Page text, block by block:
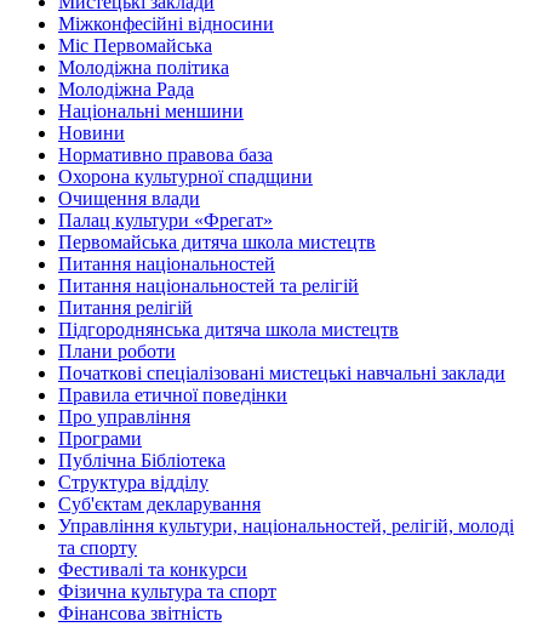
Міжконфесійні відносини
Міс Первомайська
Молодіжна політика
Молодіжна Рада
Національні меншини
Новини
Нормативно правова база
Охорона культурної спадщини
Очищення влади
Палац культури «Фрегат»
Первомайська дитяча школа мистецтв
Питання національностей
Питання національностей та релігій
Питання релігій
Підгороднянська дитяча школа мистецтв
Плани роботи
Початкові спеціалізовані мистецькі навчальні заклади
Правила етичної поведінки
Про управління
Програми
Публічна Бібліотека
Структура відділу
Суб'єктам декларування
Управління культури, національностей, релігій, молоді
та спорту
Фестивалі та конкурси
Фізична культура та спорт
Фінансова звітність